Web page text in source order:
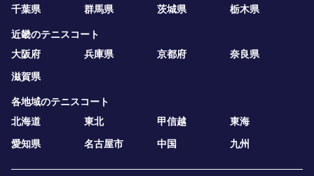
千葉県
群馬県 茨城県 栃木県
近畿のテニスコート
大阪府
兵庫県 京都府
奈良県
滋賀県
各地域のテニスコート
北海道
東北 甲信越
東海
愛知県
名古屋市 中国 九州